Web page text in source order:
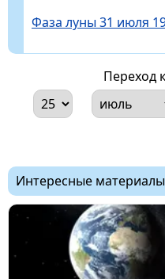
Фаза луны 31 июля
Переход
Интересные